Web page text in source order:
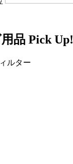
品 Pick Up!
ルター